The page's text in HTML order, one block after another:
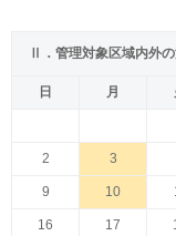
Ⅱ．管理対象区域内外の
日 月
2 3
9 10
16 17